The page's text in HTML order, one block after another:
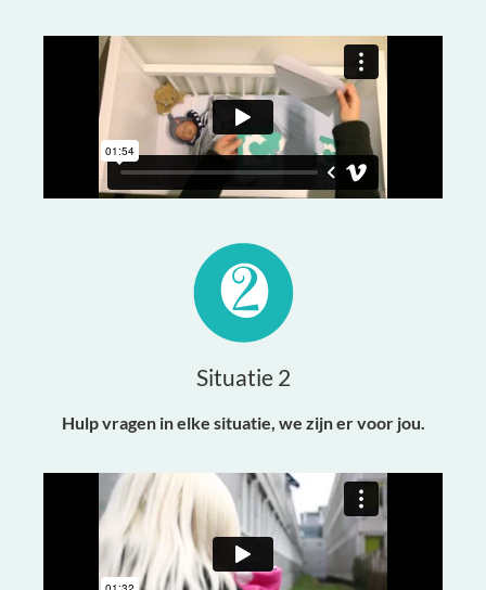
Situatie 2
Hulp vragen in elke situatie, we zijn er voor jou.